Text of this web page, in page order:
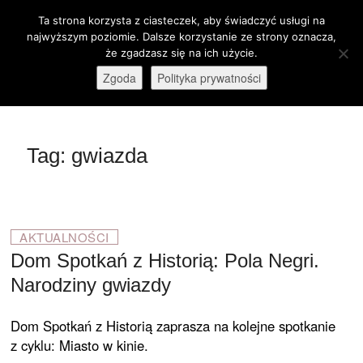
Otwórz pasek narzędzi
stare-kino.pl
ZAPRASZAMY
M
e
B
Tag: gwiazda
AKTUALNOŚCI
Dom Spotkań z Historią: Pola Negri.
Narodziny gwiazdy
Dom Spotkań z Historią zaprasza na kolejne spotkanie
z cyklu: Miasto w kinie.
Ta strona korzysta z ciasteczek, aby świadczyć usługi na
najwyższym poziomie. Dalsze korzystanie ze strony oznacza,
że zgadzasz się na ich użycie.
Zgoda Polityka prywatności